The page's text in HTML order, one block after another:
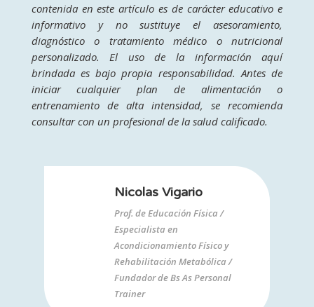
contenida en este artículo es de carácter educativo e
informativo y no sustituye el asesoramiento,
diagnóstico o tratamiento médico o nutricional
personalizado. El uso de la información aquí
brindada es bajo propia responsabilidad. Antes de
iniciar cualquier plan de alimentación o
entrenamiento de alta intensidad, se recomienda
consultar con un profesional de la salud calificado.
Nicolas Vigario
Prof. de Educación Física /
Especialista en
Acondicionamiento Físico y
Rehabilitación Metabólica /
Fundador de Bs As Personal
Trainer